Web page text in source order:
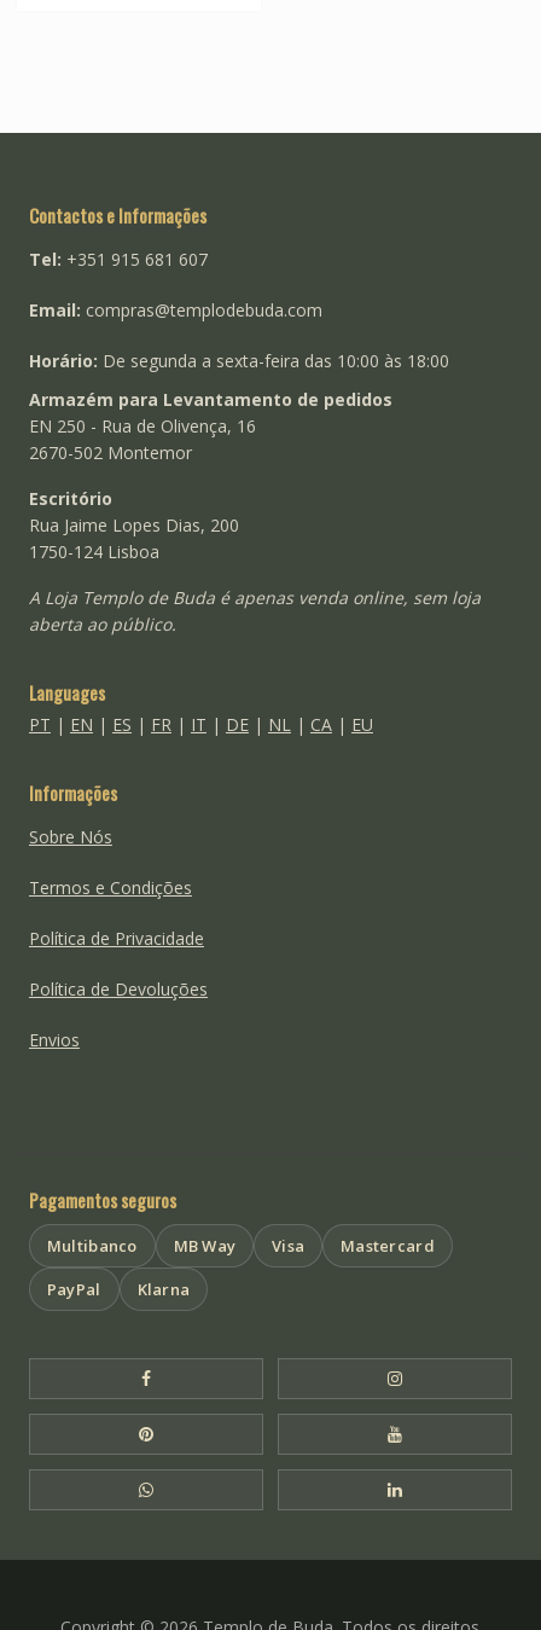
Contactos e Informações
Tel: +351 915 681 607
Email: compras@templodebuda.com
Horário: De segunda a sexta-feira das 10:00 às 18:00
Armazém para Levantamento de pedidos
EN 250 - Rua de Olivença, 16
2670-502 Montemor
Escritório
Rua Jaime Lopes Dias, 200
1750-124 Lisboa
A Loja Templo de Buda é apenas venda online, sem loja
aberta ao público.
Languages
PT | EN | ES | FR| IT | DE| NL| CA| EU
Informações
Sobre Nós
Termos e Condições
Política de Privacidade
Política de Devoluções
Envios
Pagamentos seguros
Multibanco MB Way Visa
Mastercard
PayPal
Klarna
Facebook Templo de Buda Instagram
Pinterest Templo de Buda YouTube Templo
WhatsApp Templo de Buda LinkedIn Templo